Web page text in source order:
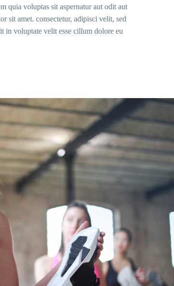
quia voluptas sit aspernatur aut odit aut
sit amet. consectetur, adipisci velit, sed
in voluptate velit esse cillum dolore eu